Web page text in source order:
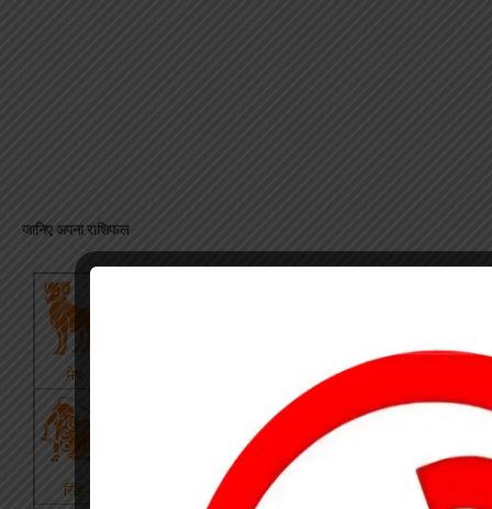
जानिए अपना राशिफल